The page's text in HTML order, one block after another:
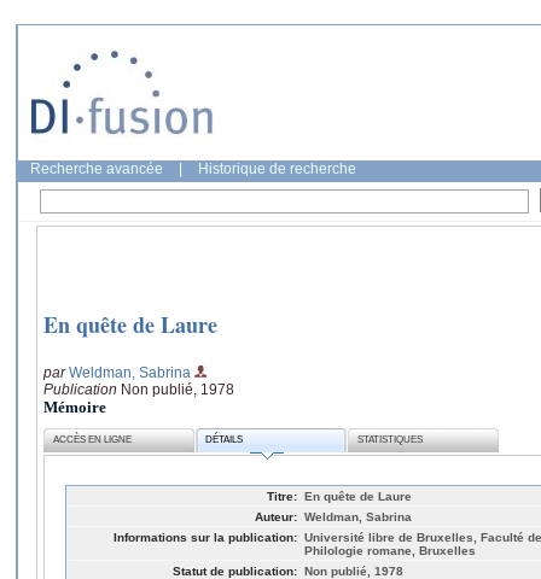
Recherche avancée Historique de recherche
En quête de Laure
parWeldman, Sabrina
Publication Non publié, 1978
Mémoire
ACCÈS EN LIGNE DÉTAILS STATISTIQUES
Titre: En quête de Laure
Auteur: Weldman, Sabrina
Informations sur la publication: Université libre de Bruxelles, Faculté
Philologie romane, Bruxelles
Statut de publication: Non publié, 1978